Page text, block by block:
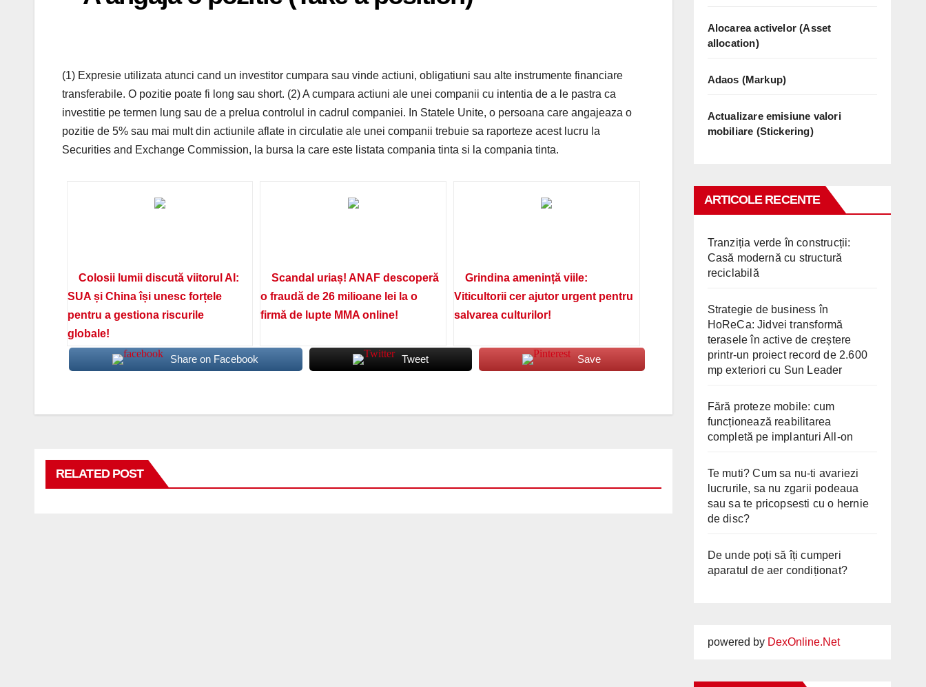
(1) Expresie utilizata atunci cand un investitor cumpara sau vinde actiuni, obligatiuni sau alte instrumente financiare
transferabile. O pozitie poate fi long sau short. (2) A cumpara actiuni ale unei companii cu intentia de a le pastra ca
investitie pe termen lung sau de a prelua controlul in cadrul companiei. In Statele Unite, o persoana care angajeaza o
pozitie de 5% sau mai mult din actiunile aflate in circulatie ale unei companii trebuie sa raporteze acest lucru la
Securities and Exchange Commission, la bursa la care este listata compania tinta si la compania tinta.
Colosii lumii discută viitorul AI:
SUA și China își unesc forțele
pentru a gestiona riscurile
globale!
Scandal uriaș! ANAF descoperă
o fraudă de 26 milioane lei la o
firmă de lupte MMA online!
Grindina amenință viile:
Viticultorii cer ajutor urgent pentru
salvarea culturilor!
Share on Facebook Tweet Save
RELATED POST
Alocarea activelor (Asset
allocation)
Adaos (Markup)
Actualizare emisiune valori
mobiliare (Stickering)
ARTICOLE RECENTE
Tranziția verde în construcții:
Casă modernă cu structură
reciclabilă
Strategie de business în
HoReCa: Jidvei transformă
terasele în active de creștere
printr-un proiect record de 2.600
mp exteriori cu Sun Leader
Fără proteze mobile: cum
funcționează reabilitarea
completă pe implanturi All-on
Te muti? Cum sa nu-ti avariezi
lucrurile, sa nu zgarii podeaua
sau sa te pricopsesti cu o hernie
de disc?
De unde poți să îți cumperi
aparatul de aer condiționat?
powered by DexOnline.Net